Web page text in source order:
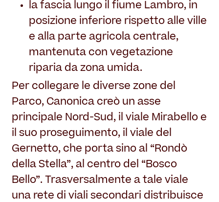
la fascia lungo il fiume Lambro, in
posizione inferiore rispetto alle ville
e alla parte agricola centrale,
mantenuta con vegetazione
riparia da zona umida.
Per collegare le diverse zone del
Parco, Canonica creò un asse
principale Nord-Sud, il viale Mirabello e
il suo proseguimento, il viale del
Gernetto, che porta sino al “Rondò
della Stella”, al centro del “Bosco
Bello”. Trasversalmente a tale viale
una rete di viali secondari distribuisce